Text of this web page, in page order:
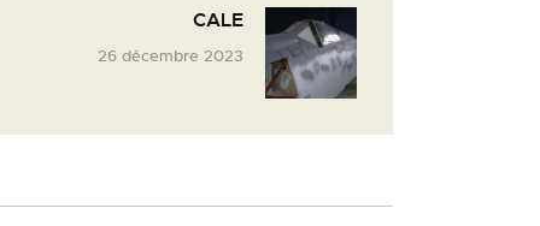
CALE
26 décembre 2023